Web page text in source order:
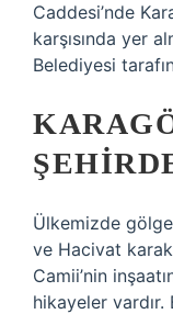
Caddesi’nde
karşısında yer
Belediyesi
Ülkemizde
ve Hacivat
Camii’nin
hikayeler